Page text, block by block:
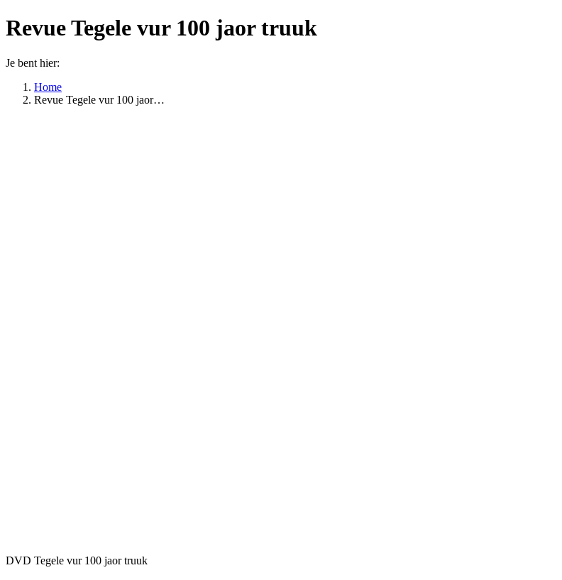
Revue Tegele vur 100 jaor truuk
Je bent hier:
Home
Revue Tegele vur 100 jaor…
DVD Tegele vur 100 jaor truuk